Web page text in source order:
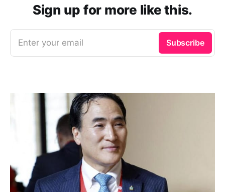
Sign up for more like this.
Enter your email Subscribe